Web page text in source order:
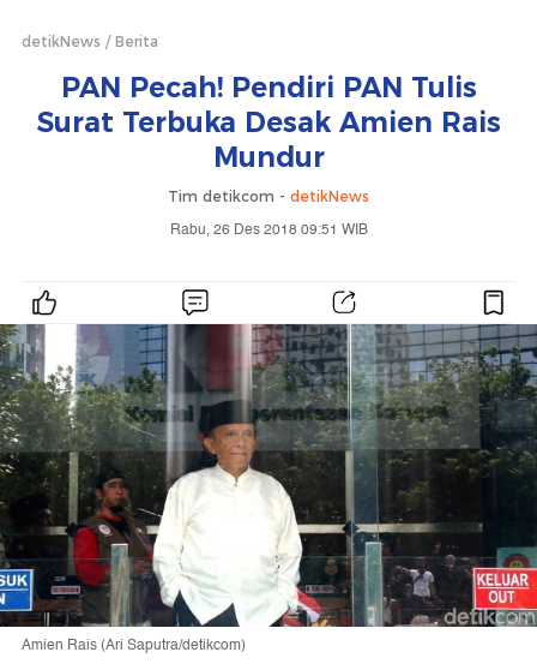
detikNews Berita
PAN Pecah! Pendiri PAN Tulis
Surat Terbuka Desak Amien Rais
Mundur
Tim detikcom - detikNews
Rabu, 26 Des 2018 09:51 WIB
Amien Rais (Ari Saputra/detikcom)